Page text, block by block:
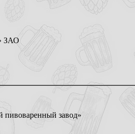
ЗАО
пивоваренный завод»